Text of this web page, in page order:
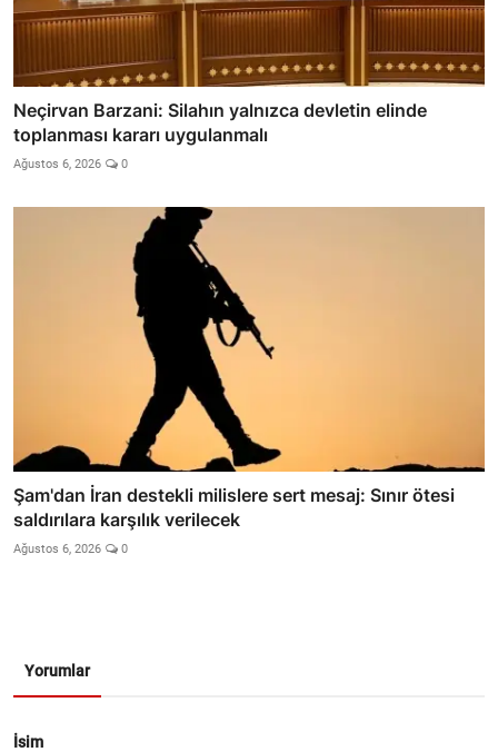
Neçirvan Barzani: Silahın yalnızca devletin elinde
toplanması kararı uygulanmalı
Ağustos 6, 2026 0
Şam'dan İran destekli milislere sert mesaj: Sınır ötesi
saldırılara karşılık verilecek
Ağustos 6, 2026 0
Yorumlar
İsim